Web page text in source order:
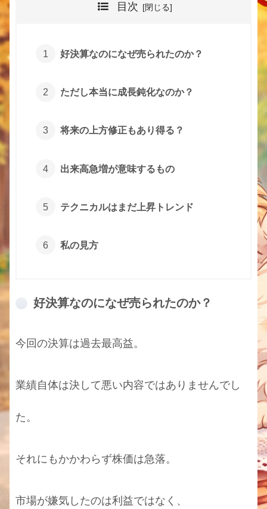
目次
好決算なのになぜ売られたのか？
ただし本当に成長鈍化なのか？
将来の上方修正もあり得る？
出来高急増が意味するもの
テクニカルはまだ上昇トレンド
私の見方
好決算なのになぜ売られたのか？
今回の決算は過去最高益。
業績自体は決して悪い内容ではありませんでし
た。
それにもかかわらず株価は急落。
市場が嫌気したのは利益ではなく、